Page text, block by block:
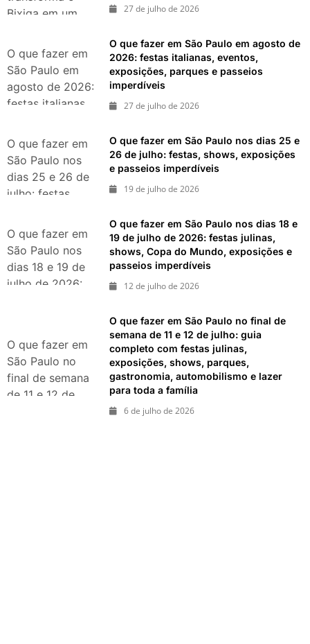
Bixiga em um
durante agosto
de 2026
27 de julho de 2026
O que fazer em
São Paulo em
agosto de 2026:
festas italianas,
exposições,
parques e
passeios
imperdíveis
O que fazer em São Paulo em agosto de
2026: festas italianas, eventos,
exposições, parques e passeios
imperdíveis
27 de julho de 2026
O que fazer em
São Paulo nos
dias 25 e 26 de
julho: festas,
exposições e
passeios
imperdíveis
O que fazer em São Paulo nos dias 25 e
26 de julho: festas, shows, exposições
e passeios imperdíveis
19 de julho de 2026
O que fazer em
São Paulo nos
dias 18 e 19 de
julho de 2026:
exposições e
passeios
imperdíveis
O que fazer em São Paulo nos dias 18 e
19 de julho de 2026: festas julinas,
shows, Copa do Mundo, exposições e
passeios imperdíveis
12 de julho de 2026
O que fazer em
São Paulo no
final de semana
de 11 e 12 de
O que fazer em São Paulo no final de
semana de 11 e 12 de julho: guia
completo com festas julinas,
exposições, shows, parques,
gastronomia, automobilismo e lazer
para toda a família
6 de julho de 2026